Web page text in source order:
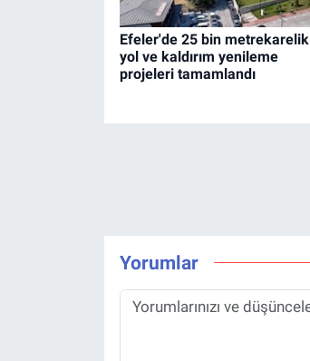
Efeler'de 25 bin metrekarelik
yol ve kaldırım yenileme
projeleri tamamlandı
Yorumlar